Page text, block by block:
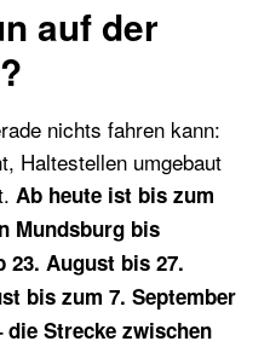
auf der
nichts fahren kann:
Haltestellen umgebaut
Ab heute ist bis zum
Mundsburg bis
23. August bis 27.
bis zum 7. September
Strecke zwischen